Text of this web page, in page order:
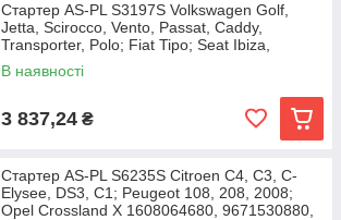
Стартер AS-PL S3197S Volkswagen Golf,
Jetta, Scirocco, Vento, Passat, Caddy,
Transporter, Polo; Fiat Tipo; Seat Ibiza,
Cordoba,
В наявності
3 837,24 ₴
Стартер AS-PL S6235S Citroen C4, C3, C-
Elysee, DS3, C1; Peugeot 108, 208, 2008;
Opel Crossland X 1608064680, 9671530880,